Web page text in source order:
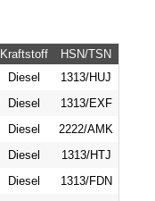
Kraftstoff
HSN/TSN
Diesel
1313/HUJ
Diesel
1313/EXF
Diesel
2222/AMK
Diesel
1313/HTJ
Diesel
1313/FDN